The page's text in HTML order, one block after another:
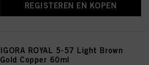
REGISTEREN EN KOPEN
IGORA ROYAL 5-57 Light Brown
Gold Copper 60ml